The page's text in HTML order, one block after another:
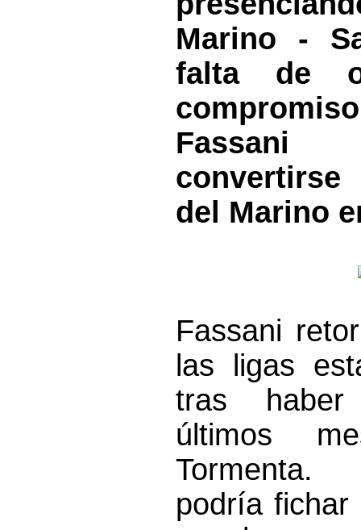
Marino -
falta de
del Marino
Fassani
las ligas
tras
últimos
podría